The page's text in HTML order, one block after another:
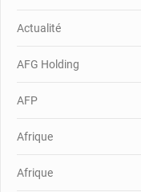
Actualité
AFG Holding
AFP
Afrique
Afrique